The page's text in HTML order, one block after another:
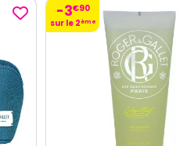
-3€90
sur le 2ème